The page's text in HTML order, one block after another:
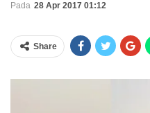
Pada 28 Apr 2017 01:12
Share